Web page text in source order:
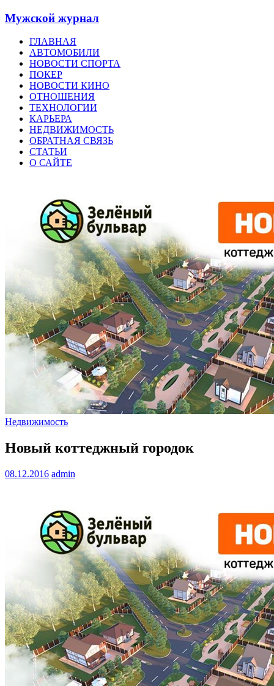
Мужской журнал
ГЛАВНАЯ
АВТОМОБИЛИ
НОВОСТИ СПОРТА
ПОКЕР
НОВОСТИ КИНО
ОТНОШЕНИЯ
ТЕХНОЛОГИИ
КАРЬЕРА
НЕДВИЖИМОСТЬ
ОБРАТНАЯ СВЯЗЬ
СТАТЬИ
О САЙТЕ
Недвижимость
Новый коттеджный городок
08.12.2016 admin